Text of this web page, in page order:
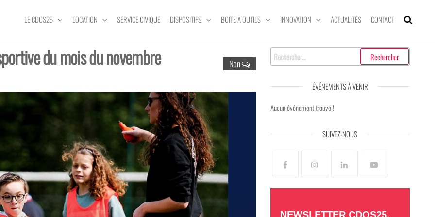
LE CDOS25 LOCATION SERVICE CIVIQUE DISPOSITIFS BOÎTE À OUTILS INNOVATION ACTUALITÉS CONTACT
Non
du mois du novembre Rechercher :
ÉVÉNEMENTS À VENIR
Aucun événement trouvé !
SUIVEZ-NOUS
NEWSLETTER CDOS25,